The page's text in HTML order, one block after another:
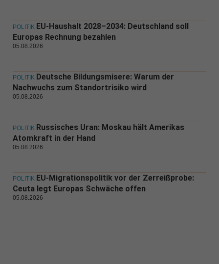
POLITIK EU-Haushalt 2028–2034: Deutschland soll
Europas Rechnung bezahlen
05.08.2026
POLITIK Deutsche Bildungsmisere: Warum der
Nachwuchs zum Standortrisiko wird
05.08.2026
POLITIK Russisches Uran: Moskau hält Amerikas
Atomkraft in der Hand
05.08.2026
POLITIK EU-Migrationspolitik vor der Zerreißprobe:
Ceuta legt Europas Schwäche offen
05.08.2026